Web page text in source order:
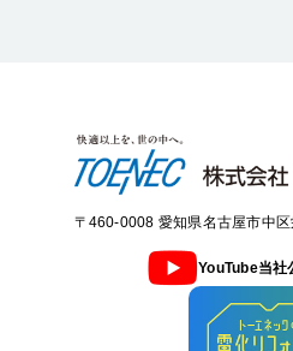
〒460-0008 愛知県名古屋市中
YouTube当社